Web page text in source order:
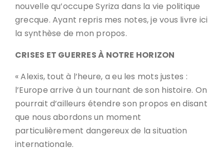
nouvelle qu’occupe Syriza dans la vie politique
grecque. Ayant repris mes notes, je vous livre ici
la synthèse de mon propos.
CRISES ET GUERRES À NOTRE HORIZON
« Alexis, tout à l’heure, a eu les mots justes :
l’Europe arrive à un tournant de son histoire. On
pourrait d’ailleurs étendre son propos en disant
que nous abordons un moment
particulièrement dangereux de la situation
internationale.